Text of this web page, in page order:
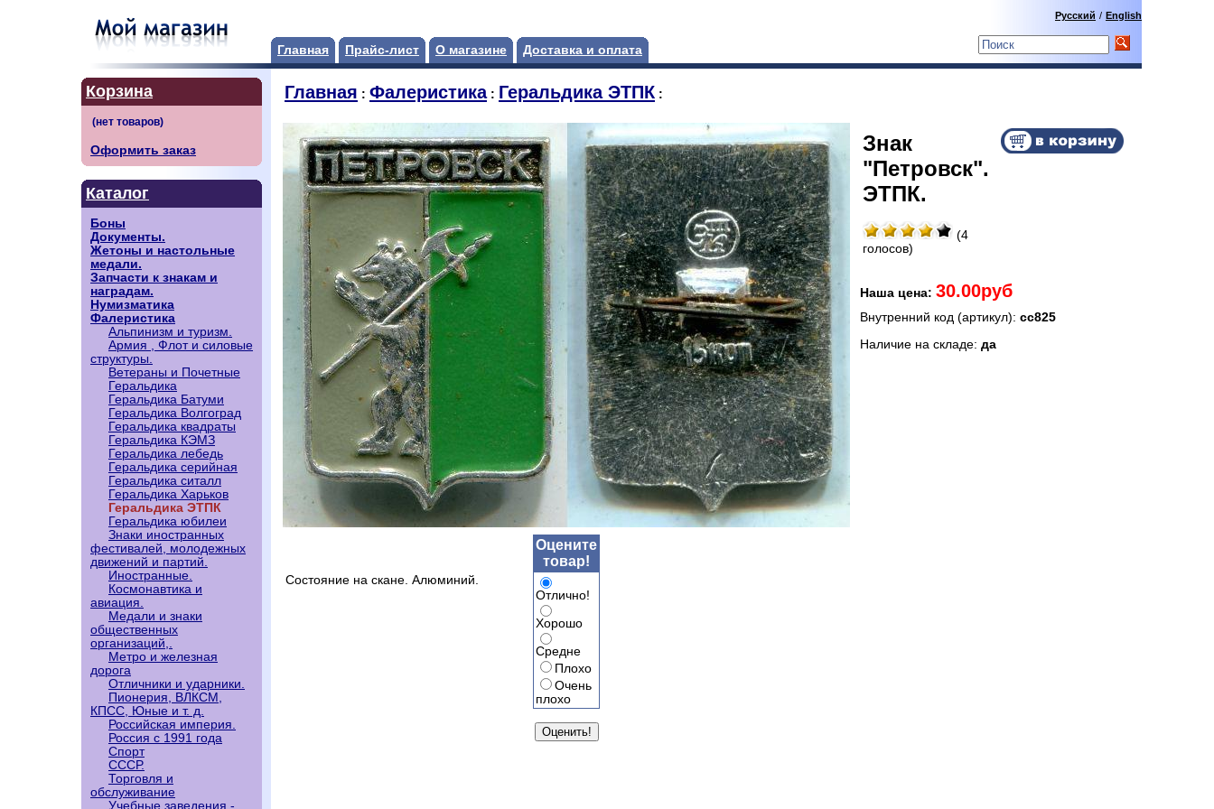
Главная Прайс-лист О магазине Доставка и оплата
Русский / English
Корзина
Оформить заказ
Каталог
Боны
Документы.
Жетоны и настольные
медали.
Запчасти к знакам и
наградам.
Нумизматика
Фалеристика
Альпинизм и туризм.
Армия , Флот и силовые
структуры.
Ветераны и Почетные
Геральдика
Геральдика Батуми
Геральдика Волгоград
Геральдика квадраты
Геральдика КЭМЗ
Геральдика лебедь
Геральдика серийная
Геральдика ситалл
Геральдика Харьков
Геральдика ЭТПК
Геральдика юбилеи
Знаки иностранных
фестивалей, молодежных
движений и партий.
Иностранные.
Космонавтика и
авиация.
Медали и знаки
общественных
организаций,.
Метро и железная
дорога
Отличники и ударники.
Пионерия, ВЛКСМ,
КПСС, Юные и т. д.
Российская империя.
Россия с 1991 года
Спорт
СССР.
Торговля и
обслуживание
Учебные заведения -
Главная : Фалеристика: Геральдика ЭТПК :
Знак
"Петровск".
ЭТПК.
(4
голосов)
Наша цена: 30.00руб
Внутренний код (артикул): сс825
Наличие на складе: да
Состояние на скане. Алюминий.
Оцените
товар!
Отлично!
Хорошо
Средне
Плохо
Очень
плохо